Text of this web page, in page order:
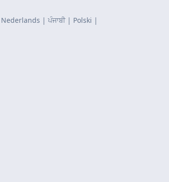
Nederlands | ਪੰਜਾਬੀ| Polski |